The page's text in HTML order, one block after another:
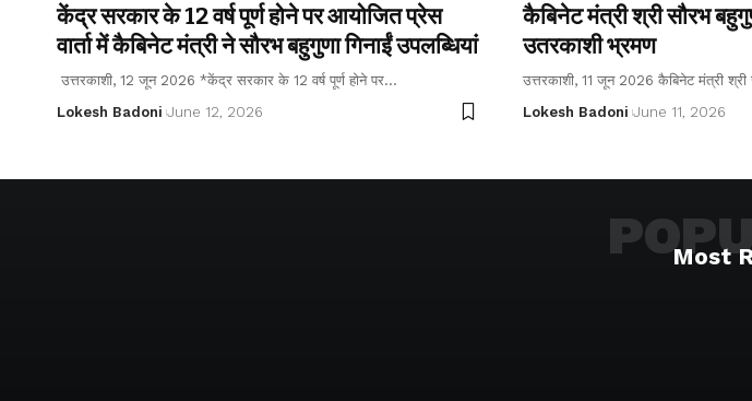
केंद्र सरकार के 12 वर्ष पूर्ण होने पर आयोजित प्रेस
वार्ता में कैबिनेट मंत्री ने सौरभ बहुगुणा गिनाईं उपलब्धियां
उत्तरकाशी, 12 जून 2026 *केंद्र सरकार के 12 वर्ष पूर्ण होने पर…
Lokesh Badoni June 12, 2026
कैबिनेट मंत्री श्री सौरभ
उतरकाशी भ्रमण
उत्तरकाशी, 11 जून 2026 कैबिनेट मंत्री
Lokesh Badoni June 11, 2026
Most